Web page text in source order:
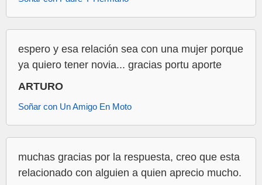
espero y esa relación sea con una mujer porque
ya quiero tener novia... gracias portu aporte
ARTURO
Soñar con Un Amigo En Moto
muchas gracias por la respuesta, creo que esta
relacionado con alguien a quien aprecio mucho.